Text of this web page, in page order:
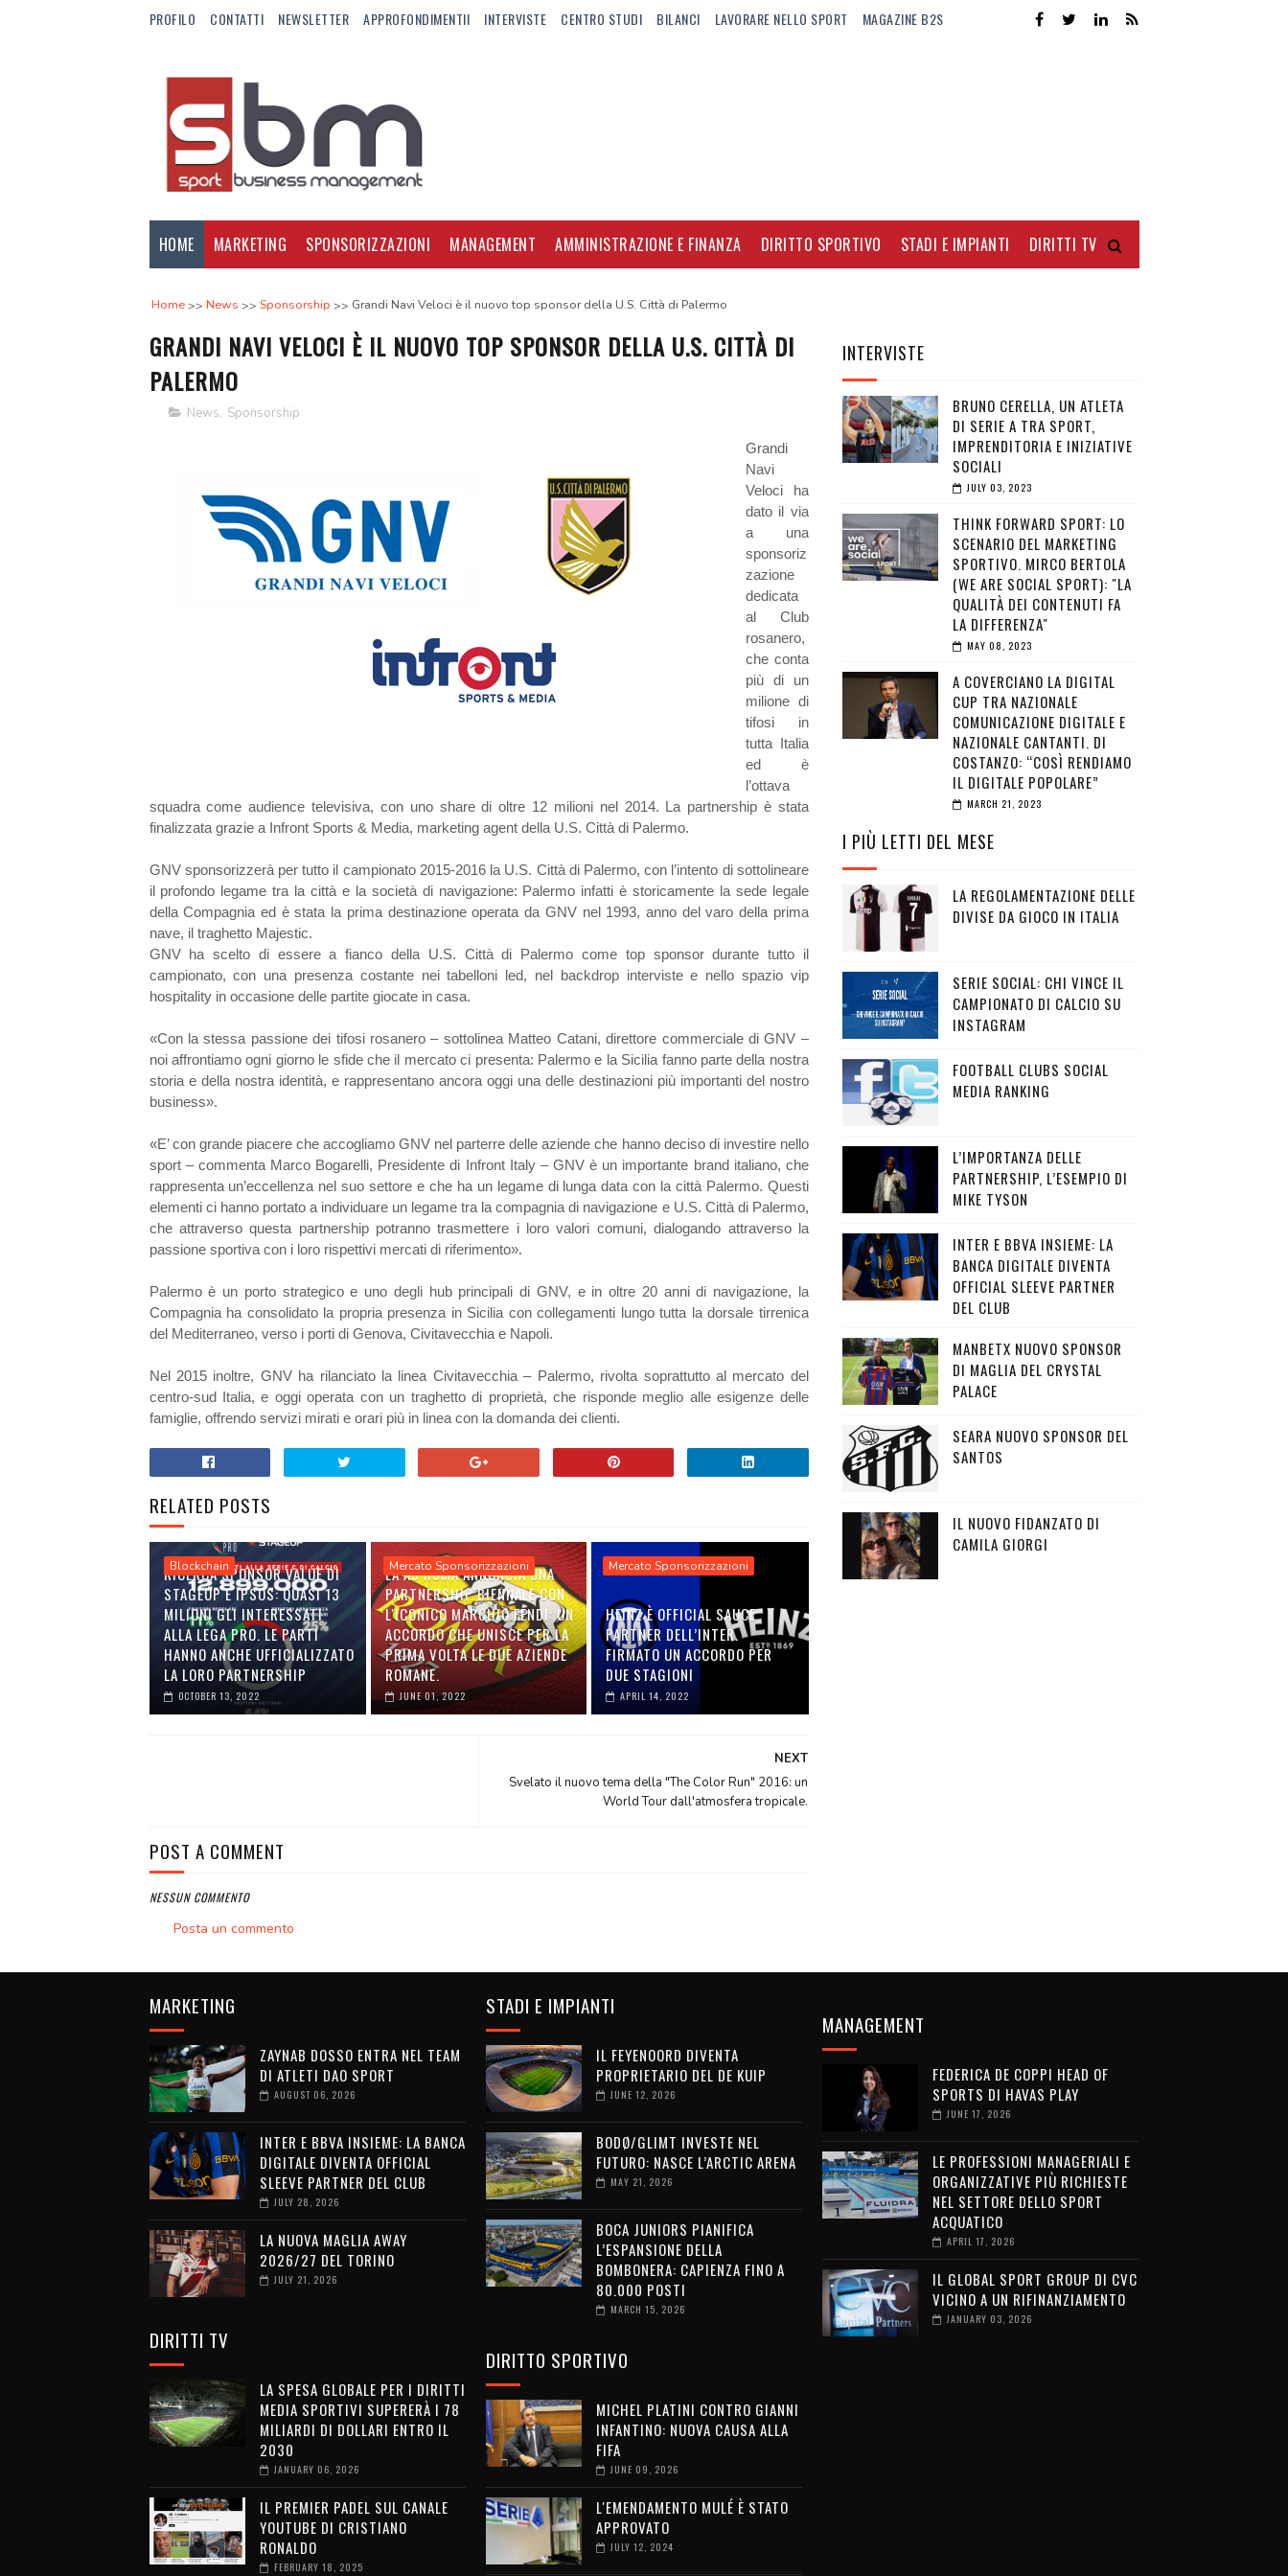
PROFILO CONTATTI NEWSLETTER APPROFONDIMENTII INTERVISTE CENTRO STUDI BILANCI LAVORARE NELLO SPORT MAGAZINE B2S
HOME MARKETING SPONSORIZZAZIONI MANAGEMENT AMMINISTRAZIONE E FINANZA DIRITTO SPORTIVO STADI E IMPIANTI DIRITTI TV
Home News Sponsorship Grandi Navi Veloci è il nuovo top sponsor della U.S. Città di Palermo
GRANDI NAVI VELOCI È IL NUOVO TOP SPONSOR DELLA U.S. CITTÀ DI
PALERMO
News, Sponsorship
Grandi
Navi
Veloci ha
dato il via
a una
sponsoriz
zazione
dedicata
al Club
rosanero,
che conta
più di un
milione di
tifosi in
tutta Italia
ed è
l’ottava
squadra come audience televisiva, con uno share di oltre 12 milioni nel 2014. La partnership è stata
finalizzata grazie a Infront Sports & Media, marketing agent della U.S. Città di Palermo.
GNV sponsorizzerà per tutto il campionato 2015-2016 la U.S. Città di Palermo, con l’intento di sottolineare
il profondo legame tra la città e la società di navigazione: Palermo infatti è storicamente la sede legale
della Compagnia ed è stata la prima destinazione operata da GNV nel 1993, anno del varo della prima
nave, il traghetto Majestic.
GNV ha scelto di essere a fianco della U.S. Città di Palermo come top sponsor durante tutto il
campionato, con una presenza costante nei tabelloni led, nel backdrop interviste e nello spazio vip
hospitality in occasione delle partite giocate in casa.
«Con la stessa passione dei tifosi rosanero – sottolinea Matteo Catani, direttore commerciale di GNV –
noi affrontiamo ogni giorno le sfide che il mercato ci presenta: Palermo e la Sicilia fanno parte della nostra
storia e della nostra identità, e rappresentano ancora oggi una delle destinazioni più importanti del nostro
business».
«E’ con grande piacere che accogliamo GNV nel parterre delle aziende che hanno deciso di investire nello
sport – commenta Marco Bogarelli, Presidente di Infront Italy – GNV è un importante brand italiano, che
rappresenta un’eccellenza nel suo settore e che ha un legame di lunga data con la città Palermo. Questi
elementi ci hanno portato a individuare un legame tra la compagnia di navigazione e U.S. Città di Palermo,
che attraverso questa partnership potranno trasmettere i loro valori comuni, dialogando attraverso la
passione sportiva con i loro rispettivi mercati di riferimento».
Palermo è un porto strategico e uno degli hub principali di GNV, e in oltre 20 anni di navigazione, la
Compagnia ha consolidato la propria presenza in Sicilia con collegamenti lungo tutta la dorsale tirrenica
del Mediterraneo, verso i porti di Genova, Civitavecchia e Napoli.
Nel 2015 inoltre, GNV ha rilanciato la linea Civitavecchia – Palermo, rivolta soprattutto al mercato del
centro-sud Italia, e oggi operata con un traghetto di proprietà, che risponde meglio alle esigenze delle
famiglie, offrendo servizi mirati e orari più in linea con la domanda dei clienti.
RELATED POSTS
Blockchain
RICERCA SPONSOR VALUE DI
STAGEUP E IPSOS: QUASI 13
MILIONI GLI INTERESSATI
ALLA LEGA PRO. LE PARTI
HANNO ANCHE UFFICIALIZZATO
LA LORO PARTNERSHIP
OCTOBER 13, 2022
Mercato Sponsorizzazioni
LA AS ROMA ANNUNCIA UNA
PARTNERSHIP BIENNALE CON
L'ICONICO MARCHIO FENDI: UN
ACCORDO CHE UNISCE PER LA
PRIMA VOLTA LE DUE AZIENDE
ROMANE.
JUNE 01, 2022
Mercato Sponsorizzazioni
HEINZ È OFFICIAL SAUCE
PARTNER DELL’INTER.
FIRMATO UN ACCORDO PER
DUE STAGIONI
APRIL 14, 2022
NEXT
Svelato il nuovo tema della "The Color Run" 2016: un
World Tour dall'atmosfera tropicale.
POST A COMMENT
NESSUN COMMENTO
Posta un commento
INTERVISTE
BRUNO CERELLA, UN ATLETA
DI SERIE A TRA SPORT,
IMPRENDITORIA E INIZIATIVE
SOCIALI
JULY 03, 2023
THINK FORWARD SPORT: LO
SCENARIO DEL MARKETING
SPORTIVO. MIRCO BERTOLA
(WE ARE SOCIAL SPORT): "LA
QUALITÀ DEI CONTENUTI FA
LA DIFFERENZA"
MAY 08, 2023
A COVERCIANO LA DIGITAL
CUP TRA NAZIONALE
COMUNICAZIONE DIGITALE E
NAZIONALE CANTANTI. DI
COSTANZO: “COSÌ RENDIAMO
IL DIGITALE POPOLARE”
MARCH 21, 2023
I PIÙ LETTI DEL MESE
LA REGOLAMENTAZIONE DELLE
DIVISE DA GIOCO IN ITALIA
SERIE SOCIAL: CHI VINCE IL
CAMPIONATO DI CALCIO SU
INSTAGRAM
FOOTBALL CLUBS SOCIAL
MEDIA RANKING
L’IMPORTANZA DELLE
PARTNERSHIP, L’ESEMPIO DI
MIKE TYSON
INTER E BBVA INSIEME: LA
BANCA DIGITALE DIVENTA
OFFICIAL SLEEVE PARTNER
DEL CLUB
MANBETX NUOVO SPONSOR
DI MAGLIA DEL CRYSTAL
PALACE
SEARA NUOVO SPONSOR DEL
SANTOS
IL NUOVO FIDANZATO DI
CAMILA GIORGI
MARKETING
ZAYNAB DOSSO ENTRA NEL TEAM
DI ATLETI DAO SPORT
AUGUST 06, 2026
INTER E BBVA INSIEME: LA BANCA
DIGITALE DIVENTA OFFICIAL
SLEEVE PARTNER DEL CLUB
JULY 28, 2026
LA NUOVA MAGLIA AWAY
2026/27 DEL TORINO
JULY 21, 2026
DIRITTI TV
LA SPESA GLOBALE PER I DIRITTI
MEDIA SPORTIVI SUPERERÀ I 78
MILIARDI DI DOLLARI ENTRO IL
2030
JANUARY 06, 2026
IL PREMIER PADEL SUL CANALE
YOUTUBE DI CRISTIANO
RONALDO
FEBRUARY 18, 2025
STADI E IMPIANTI
IL FEYENOORD DIVENTA
PROPRIETARIO DEL DE KUIP
JUNE 12, 2026
BODØ/GLIMT INVESTE NEL
FUTURO: NASCE L’ARCTIC ARENA
MAY 21, 2026
BOCA JUNIORS PIANIFICA
L’ESPANSIONE DELLA
BOMBONERA: CAPIENZA FINO A
80.000 POSTI
MARCH 15, 2026
DIRITTO SPORTIVO
MICHEL PLATINI CONTRO GIANNI
INFANTINO: NUOVA CAUSA ALLA
FIFA
JUNE 09, 2026
L'EMENDAMENTO MULÉ È STATO
APPROVATO
JULY 12, 2024
MANAGEMENT
FEDERICA DE COPPI HEAD OF
SPORTS DI HAVAS PLAY
JUNE 17, 2026
LE PROFESSIONI MANAGERIALI E
ORGANIZZATIVE PIÙ RICHIESTE
NEL SETTORE DELLO SPORT
ACQUATICO
APRIL 17, 2026
IL GLOBAL SPORT GROUP DI CVC
VICINO A UN RIFINANZIAMENTO
JANUARY 03, 2026